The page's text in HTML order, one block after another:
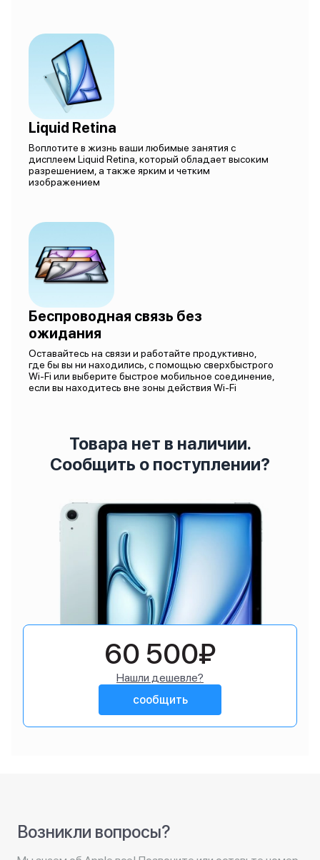
Liquid Retina
Воплотите в жизнь ваши любимые занятия с
дисплеем Liquid Retina, который обладает высоким
разрешением, а также ярким и четким
изображением
Беспроводная связь без
ожидания
Оставайтесь на связи и работайте продуктивно,
где бы вы ни находились, с помощью сверхбыстрого
Wi-Fi или выберите быстрое мобильное соединение,
если вы находитесь вне зоны действия Wi-Fi
Товара нет в наличии.
Сообщить о поступлении?
60 500₽
Нашли дешевле?
сообщить
Возникли вопросы?